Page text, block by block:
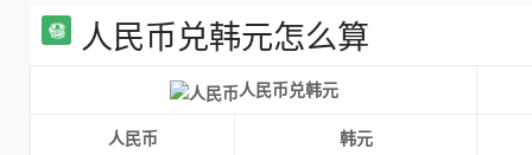
人民币兑韩元怎么算
人民币兑韩元
人民币
韩元